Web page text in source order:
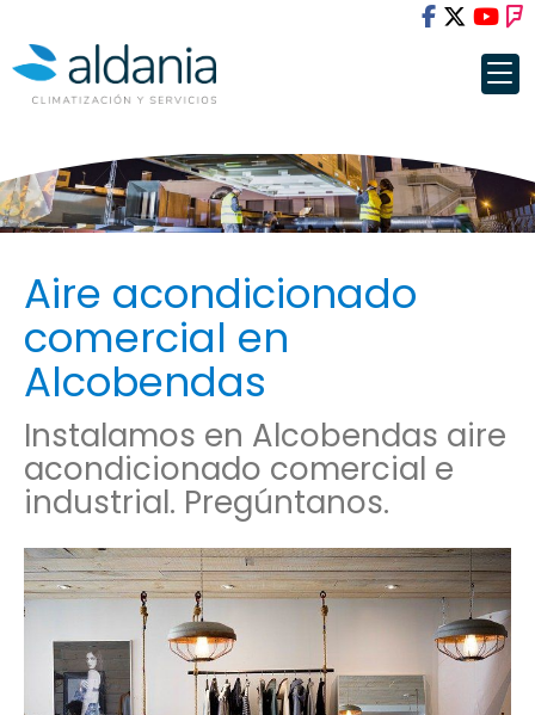
Aire acondicionado
comercial en
Alcobendas
Instalamos en Alcobendas aire
acondicionado comercial e
industrial. Pregúntanos.